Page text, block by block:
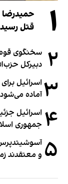
۱
حمیدرضا
قتل رسید
۲ سخنگوی قوه
دبیر‌کل
۳ اسرائیل
آماده می‌شود
۴ اسرائیل
جمهوری
۵ و معتقدند